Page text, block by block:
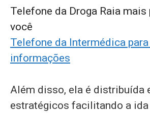
Telefone da Droga Raia mais
você
Telefone da Intermédica
informações
Além disso, ela é distribuída
estratégicos facilitando a